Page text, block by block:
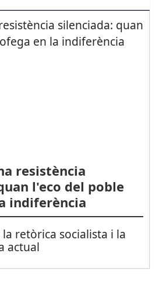
resistència
l'eco del poble
indiferència
retòrica socialista i la
actual